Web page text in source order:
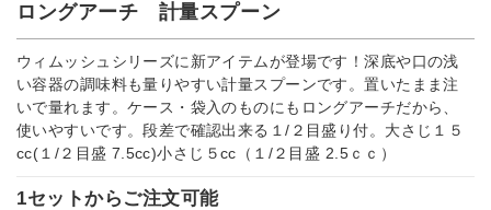
ロングアーチ 計量スプーン
ウィムッシュシリーズに新アイテムが登場です！深底や口の浅
い容器の調味料も量りやすい計量スプーンです。置いたまま注
いで量れます。ケース・袋入のものにもロングアーチだから、
使いやすいです。段差で確認出来る１/２目盛り付。大さじ１５
cc(１/２目盛 7.5cc)小さじ５cc（１/２目盛 2.5ｃｃ）
1セットからご注文可能